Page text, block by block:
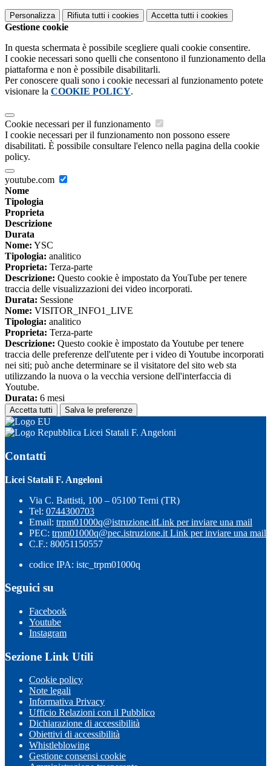
Personalizza Rifiuta tutti i cookies Accetta tutti i cookies
Gestione cookie
In questa schermata è possibile scegliere quali cookie consentire.
I cookie necessari sono quelli che consentono il funzionamento della
piattaforma e non è possibile disabilitarli.
Per conoscere quali sono i cookie necessari al funzionamento potete
visionare la COOKIE POLICY.
Cookie necessari per il funzionamento
I cookie necessari per il funzionamento non possono essere
disabilitati. È possibile consultare l'elenco nella pagina della cookie
policy.
youtube.com
Nome
Tipologia
Proprieta
Descrizione
Durata
Nome: YSC
Tipologia: analitico
Proprieta: Terza-parte
Descrizione: Questo cookie è impostato da YouTube per tenere
traccia delle visualizzazioni dei video incorporati.
Durata: Sessione
Nome: VISITOR_INFO1_LIVE
Tipologia: analitico
Proprieta: Terza-parte
Descrizione: Questo cookie è impostato da Youtube per tenere
traccia delle preferenze dell'utente per i video di Youtube incorporati
nei siti; può anche determinare se il visitatore del sito web sta
utilizzando la nuova o la vecchia versione dell'interfaccia di
Youtube.
Durata: 6 mesi
Accetta tutti Salva le preferenze
Licei Statali F. Angeloni
Contatti
Licei Statali F. Angeloni
Via C. Battisti, 100 – 05100 Terni (TR)
Tel: 0744300703
Email: trpm01000q@istruzione.itLink per inviare una mail
PEC: trpm01000q@pec.istruzione.it Link per inviare una mail
C.F.: 80051150557
codice IPA: istc_trpm01000q
Seguici su
Facebook
Youtube
Instagram
Sezione Link Utili
Cookie policy
Note legali
Informativa Privacy
Ufficio Relazioni con il Pubblico
Dichiarazione di accessibilità
Obiettivi di accessibilità
Whistleblowing
Gestione consensi cookie